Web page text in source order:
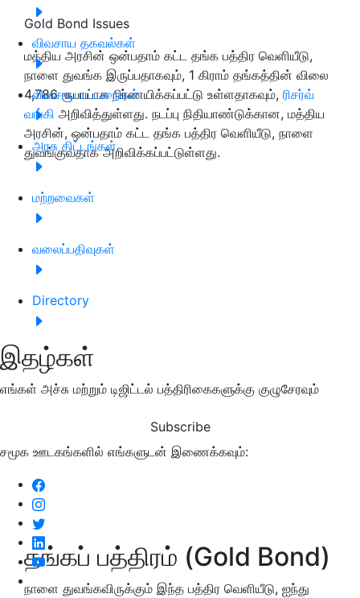
விவசாய தகவல்கள்
விவசாய பட்டறைகள்
அரசு திட்டங்கள்
மற்றவைகள்
வலைப்பதிவுகள்
Directory
இதழ்கள்
எங்கள் அச்சு மற்றும் டிஜிட்டல் பத்திரிகைகளுக்கு குழுசேரவும்
Subscribe
சமூக ஊடகங்களில் எங்களுடன் இணைக்கவும்:
Gold Bond Issues
மத்திய அரசின் ஒன்பதாம் கட்ட தங்க பத்திர வெளியீடு,
நாளை துவங்க இருப்பதாகவும், 1 கிராம் தங்கத்தின் விலை
4,786 ரூபாயாக நிர்ணயிக்கப்பட்டு உள்ளதாகவும், ரிசர்வ்
வங்கி அறிவித்துள்ளது. நடப்பு நிதியாண்டுக்கான, மத்திய
அரசின், ஒன்பதாம் கட்ட தங்க பத்திர வெளியீடு, நாளை
துவங்குவதாக அறிவிக்கப்பட்டுள்ளது.
தங்கப் பத்திரம் (Gold Bond)
நாளை துவங்கவிருக்கும் இந்த பத்திர வெளியீடு, ஐந்து